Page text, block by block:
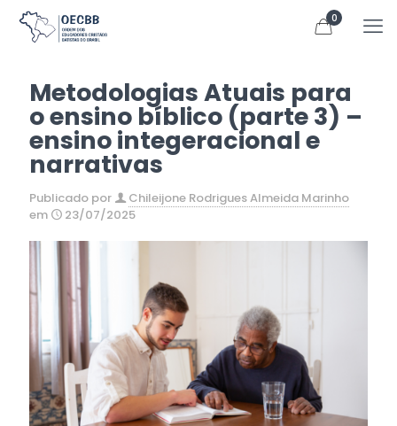
0
Metodologias Atuais para
o ensino bíblico (parte 3) –
ensino integeracional e
narrativas
Publicado por
Chileijone Rodrigues Almeida Marinho
em
23/07/2025